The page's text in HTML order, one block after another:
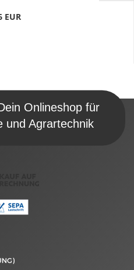
EUR
Onlineshop für
und Agrartechnik